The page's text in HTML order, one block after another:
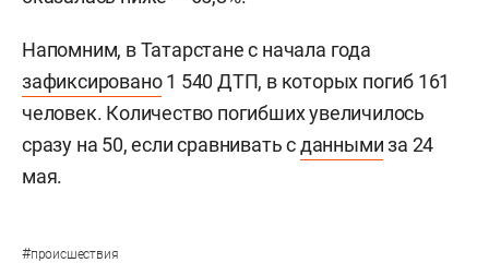
Напомним, в Татарстане с начала года
зафиксировано1 540 ДТП, в которых погиб 161
человек. Количество погибших увеличилось
сразу на 50, если сравнивать сданнымиза 24
мая.
#происшествия